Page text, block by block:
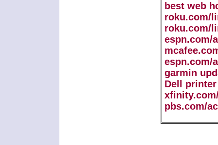
best web
roku.com/
roku.com/
espn.com/
espn.com/
garmin
Dell
pbs.com/